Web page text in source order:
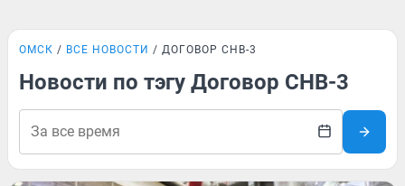
ОМСК ВСЕ НОВОСТИ ДОГОВОР СНВ-3
Новости по тэгу Договор СНВ-3